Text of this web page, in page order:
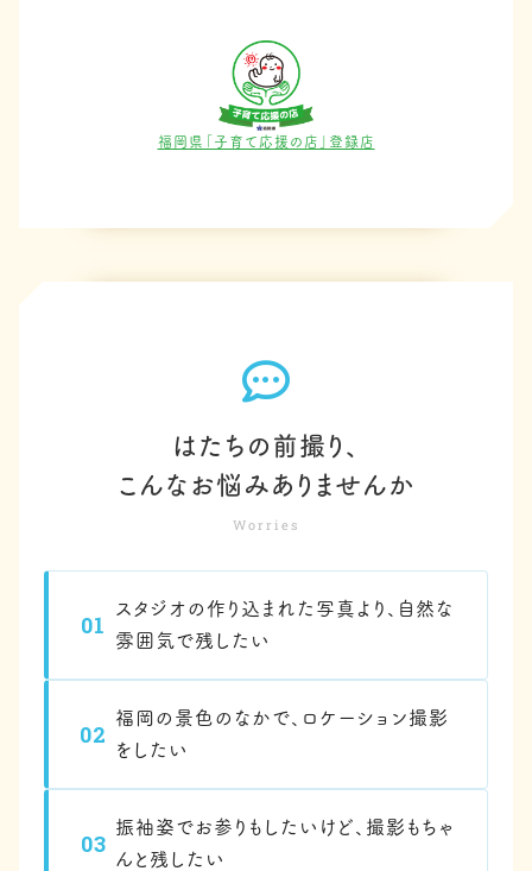
福岡県「子育て応援の店」登録店
はたちの前撮り、
こんなお悩みありませんか
Worries
01
スタジオの作り込まれた写真より、自然な
雰囲気で残したい
02
福岡の景色のなかで、ロケーション撮影
をしたい
03
振袖姿でお参りもしたいけど、撮影もちゃ
んと残したい